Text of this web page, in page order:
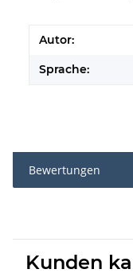
Autor:
Sprache:
Bewertungen
Kunden